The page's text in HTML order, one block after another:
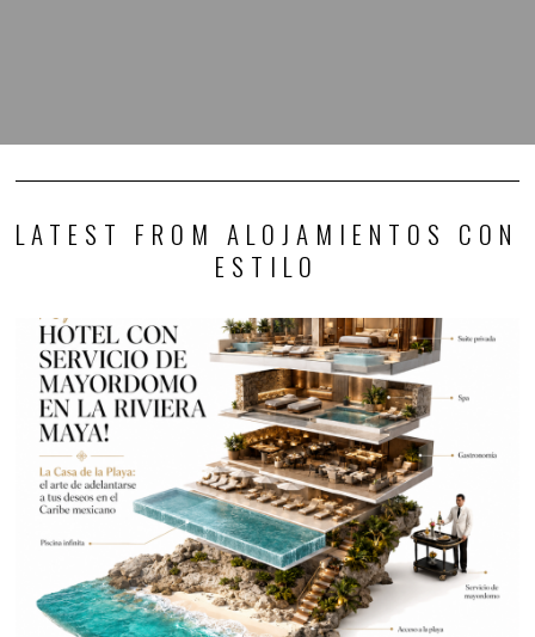
LATEST FROM ALOJAMIENTOS CON
ESTILO